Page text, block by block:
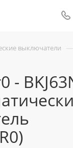
выключатели —
-